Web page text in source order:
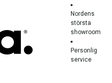
Nordens
största
showroom
Personlig
service